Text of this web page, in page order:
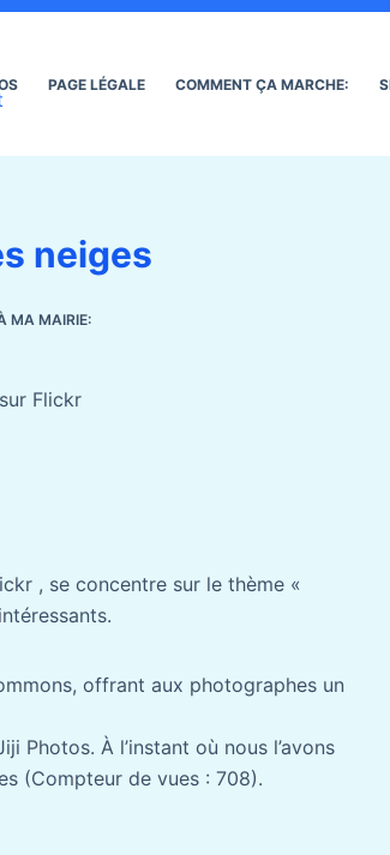
PAGE LÉGALE COMMENT ÇA MARCHE:
neiges
MA MAIRIE:
Flickr
, se concentre sur le thème «
offrant aux photographes un
Photos. À l’instant où nous l’avons
(Compteur de vues : 708).